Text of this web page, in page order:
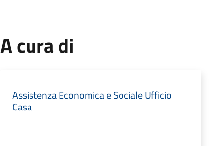
A cura di
Assistenza Economica e Sociale Ufficio
Casa